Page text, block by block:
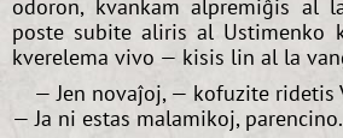
odoron, kvankam alpremiĝis al
poste subite aliris al
kverelema vivo — kisis lin al la
— Jen novaĵoj, — kofuzite ridetis
— Ja ni estas malamikoj,